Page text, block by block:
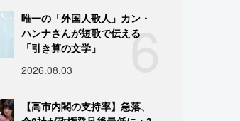
6
唯一の「外国人歌人」カン・
ハンナさんが短歌で伝える
「引き算の文学」
2026.08.03
【高市内閣の支持率】急落、